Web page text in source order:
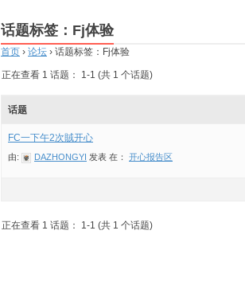
话题标签：Fj体验
首页 › 论坛 › 话题标签：Fj体验
正在查看 1 话题： 1-1 (共 1 个话题)
话题
FC一下午2次賊开心
由: DAZHONGYI 发表 在： 开心报告区
正在查看 1 话题： 1-1 (共 1 个话题)